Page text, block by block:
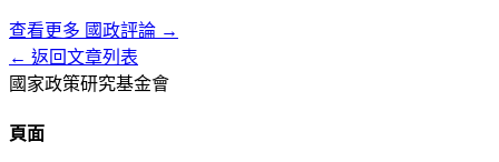
查看更多 國政評論 →
← 返回文章列表
國家政策研究基金會
頁面